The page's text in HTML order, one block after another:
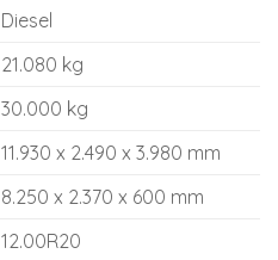
Diesel
21.080 kg
30.000 kg
11.930 x 2.490 x 3.980 mm
8.250 x 2.370 x 600 mm
12.00R20